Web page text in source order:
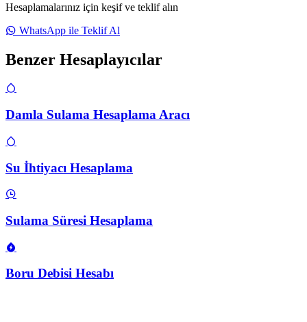
Hesaplamalarınız için keşif ve teklif alın
WhatsApp ile Teklif Al
Benzer Hesaplayıcılar
Damla Sulama Hesaplama Aracı
Su İhtiyacı Hesaplama
Sulama Süresi Hesaplama
Boru Debisi Hesabı